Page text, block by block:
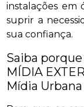
instalações em
suprir a
sua confiança.
Saiba
MÍDIA
Mídia Urbana